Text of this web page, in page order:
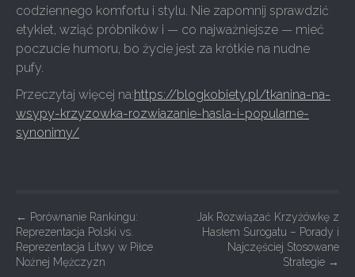
codziennego komfortu i stylu. Nie zapomnij sprawdzić
etykiet, wziąć próbników i — co najważniejsze — mieć
poczucie humoru, bo życie jest za krótkie na nudne
pufy.
Przeczytaj więcej na:https://blogkobiety.pl/tkanina-na-
wsypy-krzyzowka-rozwiazanie-hasla-i-popularne-
synonimy/
P
o
s
← Porównanie Rankingu:
Reprezentacja Polski vs.
Reprezentacja Litwy w Piłce
Nożnej Mężczyzn
Jak Rozwiązać Krzyżówkę z
Hasłem Surogatu – Porady i
Najczęściej Stosowane
Strategie →